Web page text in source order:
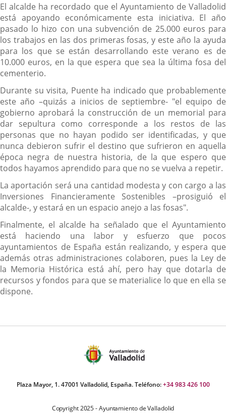
El alcalde ha recordado que el Ayuntamiento de Valladolid
está apoyando económicamente esta iniciativa. El año
pasado lo hizo con una subvención de 25.000 euros para
los trabajos en las dos primeras fosas, y este año la ayuda
para los que se están desarrollando este verano es de
10.000 euros, en la que espera que sea la última fosa del
cementerio.
Durante su visita, Puente ha indicado que probablemente
este año –quizás a inicios de septiembre- "el equipo de
gobierno aprobará la construcción de un memorial para
dar sepultura como corresponde a los restos de las
personas que no hayan podido ser identificadas, y que
nunca debieron sufrir el destino que sufrieron en aquella
época negra de nuestra historia, de la que espero que
todos hayamos aprendido para que no se vuelva a repetir.
La aportación será una cantidad modesta y con cargo a las
Inversiones Financieramente Sostenibles –prosiguió el
alcalde-, y estará en un espacio anejo a las fosas".
Finalmente, el alcalde ha señalado que el Ayuntamiento
está haciendo una labor y esfuerzo que pocos
ayuntamientos de España están realizando, y espera que
además otras administraciones colaboren, pues la Ley de
la Memoria Histórica está ahí, pero hay que dotarla de
recursos y fondos para que se materialice lo que en ella se
dispone.
Plaza Mayor, 1. 47001 Valladolid, España. Teléfono:+34 983 426 100
Copyright 2025 - Ayuntamiento de Valladolid